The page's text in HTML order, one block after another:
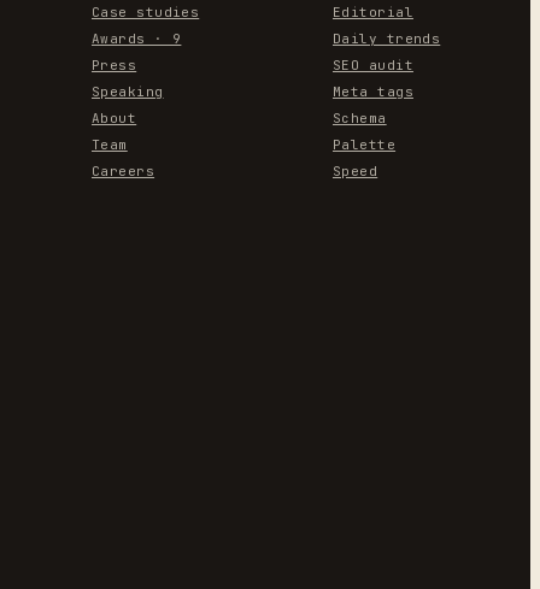
Case studies
Awards · 9
Press
Speaking
About
Team
Careers
Editorial
Daily trends
SEO audit
Meta tags
Schema
Palette
Speed